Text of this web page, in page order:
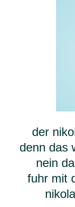
der
denn das
nein
fuhr mit